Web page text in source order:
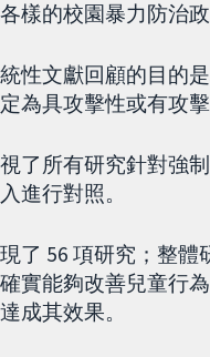
樣的校園暴力防治
性文獻回顧的目的
為具攻擊性或有攻
了所有研究針對強
進行對照。
了 56 項研究；整
實能夠改善兒童行
成其效果。